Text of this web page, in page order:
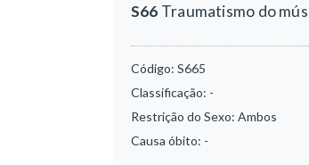
S66 Traumatismo do
Código: S665
Classificação: -
Restrição do Sexo: Ambos
Causa óbito: -